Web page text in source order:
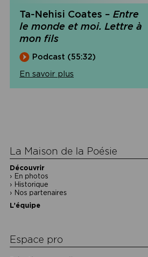
Ta-Nehisi Coates – Entre
le monde et moi. Lettre à
mon fils
Podcast (55:32)
En savoir plus
La Maison de la Poésie
Découvrir
En photos
Historique
Nos partenaires
L’équipe
Espace pro